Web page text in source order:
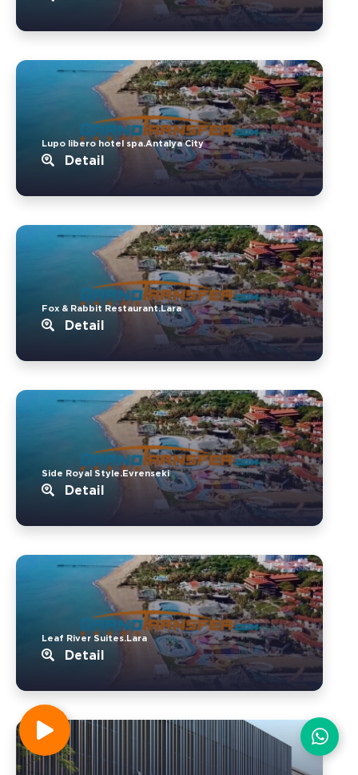
Lupo libero hotel spa.Antalya City
Detail
Fox & Rabbit Restaurant.Lara
Detail
Side Royal Style.Evrenseki
Detail
Leaf River Suites.Lara
Detail